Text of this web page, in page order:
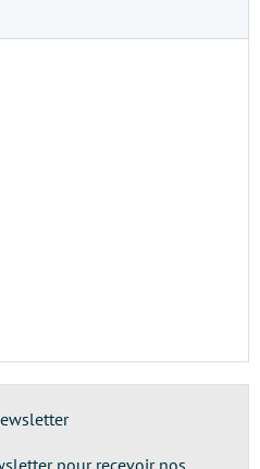
pour recevoir nos